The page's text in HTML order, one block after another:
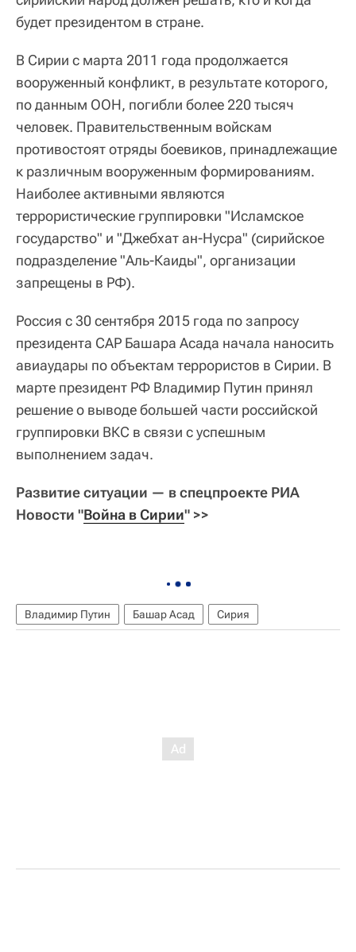
будет президентом в стране.
В Сирии с марта 2011 года продолжается
вооруженный конфликт, в результате которого,
по данным ООН, погибли более 220 тысяч
человек. Правительственным войскам
противостоят отряды боевиков, принадлежащие
к различным вооруженным формированиям.
Наиболее активными являются
террористические группировки "Исламское
государство" и "Джебхат ан-Нусра" (сирийское
подразделение "Аль-Каиды", организации
запрещены в РФ).
Россия с 30 сентября 2015 года по запросу
президента САР Башара Асада начала наносить
авиаудары по объектам террористов в Сирии. В
марте президент РФ Владимир Путин принял
решение о выводе большей части российской
группировки ВКС в связи с успешным
выполнением задач.
Развитие ситуации — в спецпроекте РИА
Новости "Война в Сирии" >>
Владимир Путин Башар Асад Сирия